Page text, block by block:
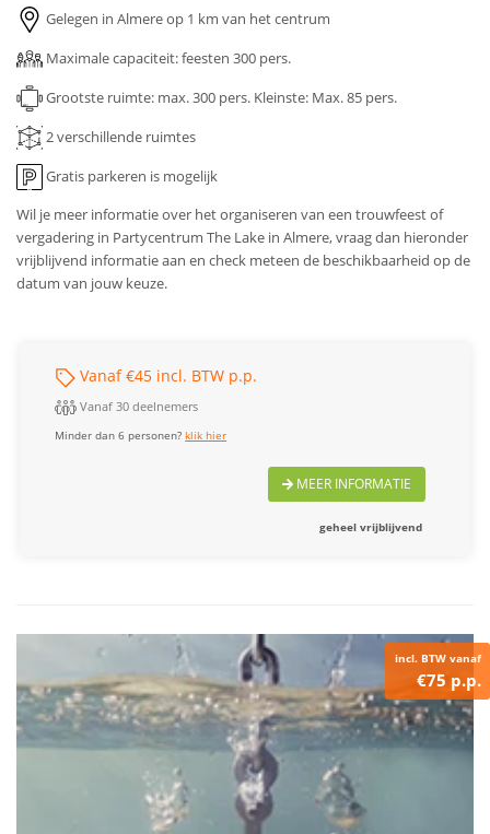
Gelegen in Almere op 1 km van het centrum
Maximale capaciteit: feesten 300 pers.
Grootste ruimte: max. 300 pers. Kleinste: Max. 85 pers.
2 verschillende ruimtes
Gratis parkeren is mogelijk
Wil je meer informatie over het organiseren van een trouwfeest of
vergadering in Partycentrum The Lake in Almere, vraag dan hieronder
vrijblijvend informatie aan en check meteen de beschikbaarheid op de
datum van jouw keuze.
Vanaf €45 incl. BTW p.p.
Vanaf 30 deelnemers
Minder dan 6 personen?klik hier
MEER INFORMATIE
geheel vrijblijvend
incl. BTW vanaf
€75 p.p.